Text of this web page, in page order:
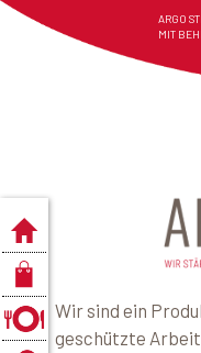
ARGO
MIT
Wir sind ein
geschützte